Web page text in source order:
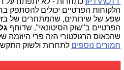
הלקוחות הפרטיים יכולים להסתפק
שפע של שירותים, שהמתחרים של בזק
הפרטיים ב"שוק הסיטונאי", שדוחף
שהכאוס הרגולטורי הזה פרי היוזמה
חמורים נוספים לתחרות ולשוק